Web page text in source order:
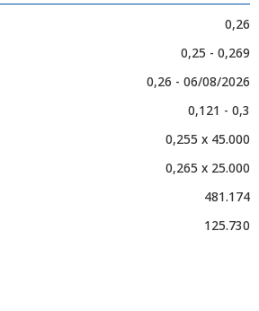
0,26
0,25 - 0,269
0,26 - 06/08/2026
0,121 - 0,3
0,255 x 45.000
0,265 x 25.000
481.174
125.730